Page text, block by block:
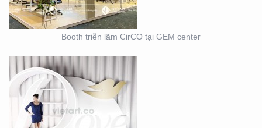
Booth triễn lãm CirCO tại GEM center
THIẾT KẾ THI CÔNG
NỘI THẤT SHOWROOM
– CỬA HÀNG